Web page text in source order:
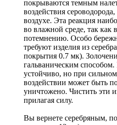
покрываются темным
воздействия
воздухе. Эта реакция
во влажной среде, так как
потемнению. Особо
требуют изделия из
покрытия 0.7 мк).
гальваническим
устойчиво, но при
воздействии может быть
уничтожено. Чистить эти
прилагая силу.
Вы вернете серебряным,